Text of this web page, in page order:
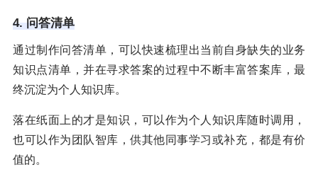
4. 问答清单
通过制作问答清单，可以快速梳理出当前自身缺失的业务
知识点清单，并在寻求答案的过程中不断丰富答案库，最
终沉淀为个人知识库。
落在纸面上的才是知识，可以作为个人知识库随时调用，
也可以作为团队智库，供其他同事学习或补充，都是有价
值的。